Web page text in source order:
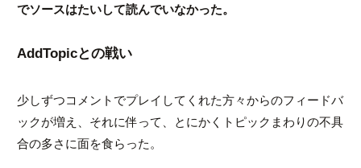
でソースはたいして読んでいなかった。
AddTopicとの戦い
少しずつコメントでプレイしてくれた方々からのフィードバ
ックが増え、それに伴って、とにかくトピックまわりの不具
合の多さに面を食らった。